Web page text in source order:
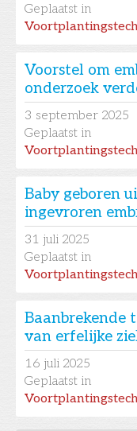
Geplaatst in
Voorstel om
onderzoek
3 september 2025
Geplaatst in
Baby geboren
ingevroren
31 juli 2025
Geplaatst in
Baanbrekende
van erfelijke
16 juli 2025
Geplaatst in